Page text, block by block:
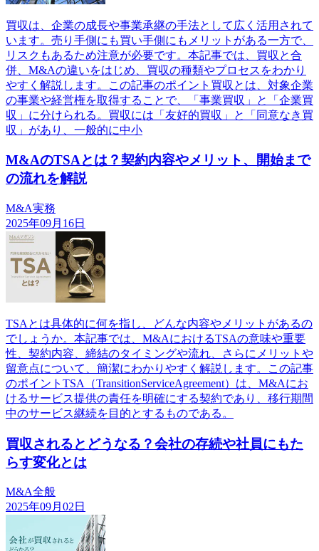
買収は、企業の成長や事業承継の手法として広く活用されて
います。売り手側にも買い手側にもメリットがある一方で、
リスクもあるため注意が必要です。本記事では、買収と合
併、M&Aの違いをはじめ、買収の種類やプロセスをわかり
やすく解説します。この記事のポイント買収とは、対象企業
の事業や経営権を取得することで、「事業買収」と「企業買
収」に分けられる。買収には「友好的買収」と「同意なき買
収」があり、一般的に中小
M&AのTSAとは？契約内容やメリット、開始まで
の流れを解説
M&A実務
2025年09月16日
TSAとは具体的に何を指し、どんな内容やメリットがあるの
でしょうか。本記事では、M&AにおけるTSAの意味や重要
性、契約内容、締結のタイミングや流れ、さらにメリットや
留意点について、簡潔にわかりやすく解説します。この記事
のポイントTSA（TransitionServiceAgreement）は、M&Aにお
けるサービス提供の責任を明確にする契約であり、移行期間
中のサービス継続を目的とするものである。
買収されるとどうなる？会社の存続や社員にもた
らす変化とは
M&A全般
2025年09月02日